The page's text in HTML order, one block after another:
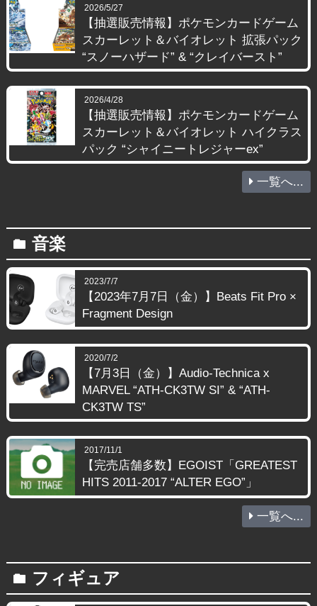
2026/5/27
【抽選販売情報】ポケモンカードゲーム
スカーレット＆バイオレット 拡張パック
“スノーハザード” & “クレイバースト”
2026/4/28
【抽選販売情報】ポケモンカードゲーム
スカーレット＆バイオレット ハイクラス
パック “シャイニートレジャーex”
一覧へ...
folder 音楽
2023/7/7
【2023年7月7日（金）】Beats Fit Pro ×
Fragment Design
2020/7/2
【7月3日（金）】Audio-Technica x
MARVEL “ATH-CK3TW SI” & “ATH-
CK3TW TS”
2017/11/1
【完売店舗多数】EGOIST「GREATEST
HITS 2011-2017 “ALTER EGO”」
一覧へ...
folder フィギュア